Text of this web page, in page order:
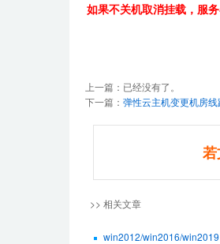
如果不关机取消挂载，服
上一篇：已经没有了。
下一篇： 弹性云主机变更机房线
>> 相关文章
win2012/win2016/